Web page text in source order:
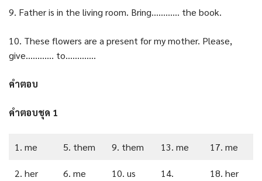
9. Father is in the living room. Bring………… the book.
10. These flowers are a present for my mother. Please,
give………… to………….
คำตอบ
คำตอบชุด 1
1. me 5. them 9. them 13. me 17. me
2. her 6. me 10. us
14.
18. her